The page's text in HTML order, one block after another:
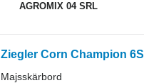
AGROMIX 04 SRL
Ziegler Corn Champion 6S
Majsskärbord